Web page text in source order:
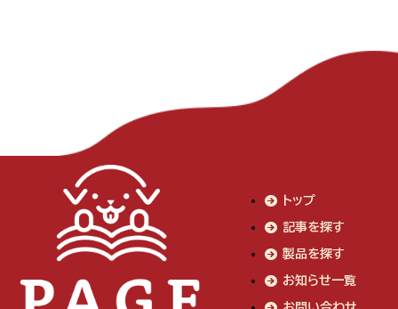
トップ
記事を探す
製品を探す
お知らせ一覧